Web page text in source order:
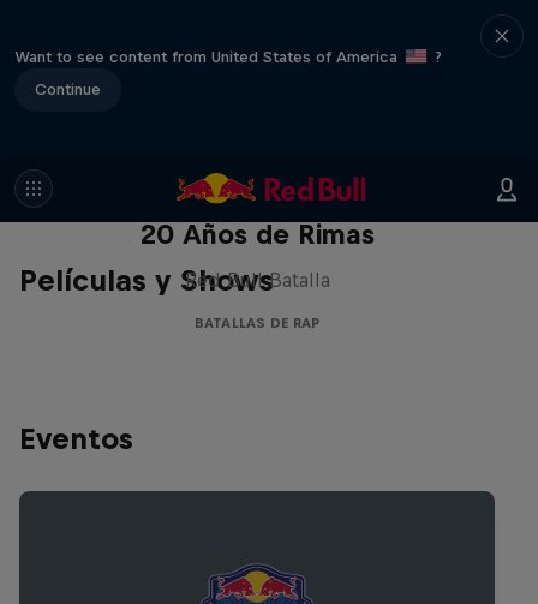
Want to see content from United States of America
?
Continue
Películas y Shows
Red Bull Batalla Nueva Historia:
20 Años de Rimas
Red Bull Batalla
BATALLAS DE RAP
Eventos